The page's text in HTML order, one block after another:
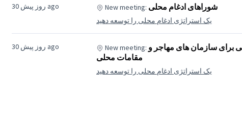
30 روز پیش ago New meeting: شوراهای ادغام محلی
یک استراتژی ادغام محلی را توسعه دهید
30 روز پیش ago New meeting: برای سازمان های مهاجر و
مقامات محلی
یک استراتژی ادغام محلی را توسعه دهید